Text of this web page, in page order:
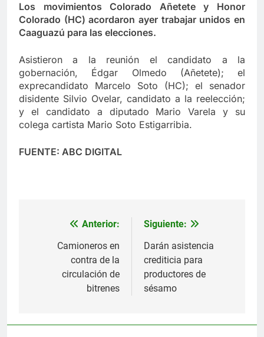
Los movimientos Colorado Añetete y Honor
Colorado (HC) acordaron ayer trabajar unidos en
Caaguazú para las elecciones.
Asistieron a la reunión el candidato a la
gobernación, Édgar Olmedo (Añetete); el
exprecandidato Marcelo Soto (HC); el senador
disidente Silvio Ovelar, candidato a la reelección;
y el candidato a diputado Mario Varela y su
colega cartista Mario Soto Estigarribia.
FUENTE: ABC DIGITAL
Navegación
entradas
Anterior:
Camioneros en
contra de la
circulación de
bitrenes
Siguiente:
Darán asistencia
crediticia para
productores de
sésamo